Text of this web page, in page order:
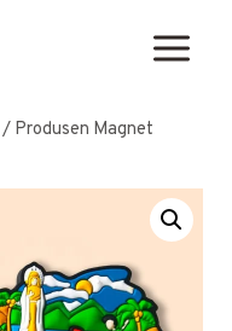
/ Produsen Magnet